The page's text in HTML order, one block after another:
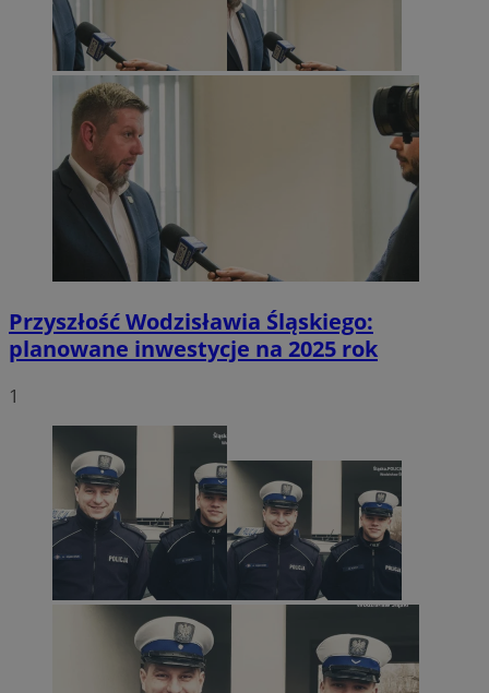
Przyszłość Wodzisławia Śląskiego:
planowane inwestycje na 2025 rok
1